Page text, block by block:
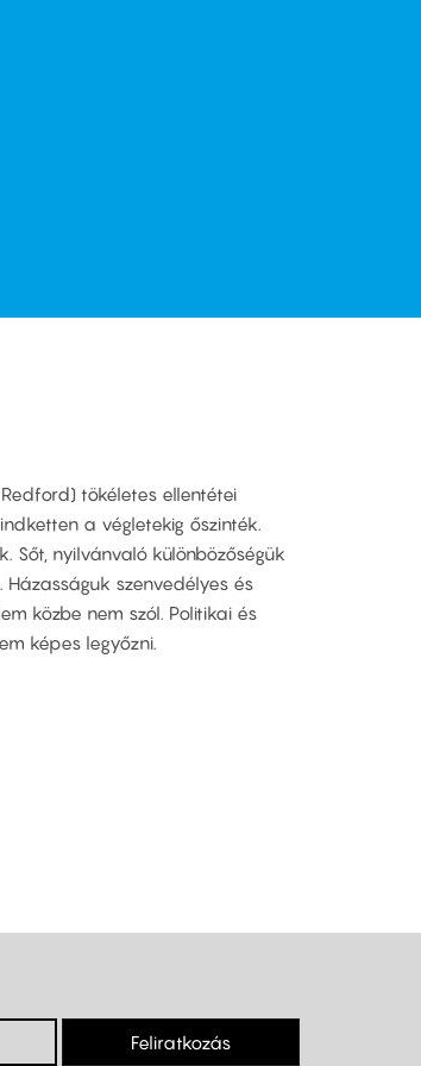
tökéletes ellentétei
a végletekig őszinték.
Sőt, nyilvánvaló különbözőségük
szenvedélyes és
közbe nem szól. Politikai és
képes legyőzni.
Feliratkozás